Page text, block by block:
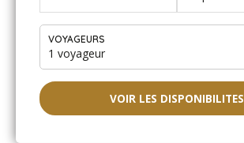
VOYAGEURS
1 voyageur
VOIR LES DISPONIBILITES